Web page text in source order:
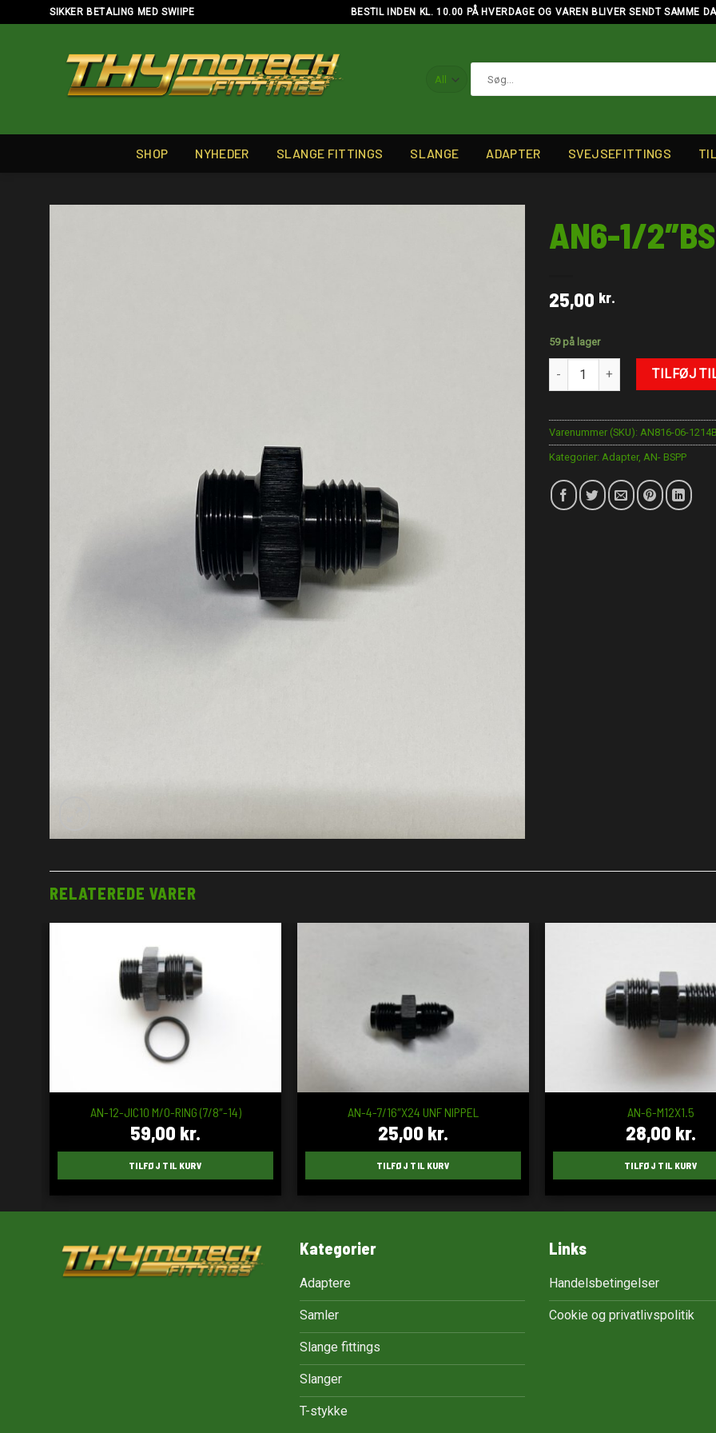
to
SIKKER BETALING MED SWIIPE BESTIL INDEN KL. 10.00 PÅ HVERDAGE OG VAREN BLIVER SENDT SAMME
efter:
SHOP NYHEDER SLANGE FITTINGS SLANGE ADAPTER SVEJSEFITTINGS
AN6-1/
25,00 kr.
59 på lager
AN6-1/2"BSPP antalTILFØJ
Varenummer (SKU): AN816-06-
Kategorier: Adapter, AN- BSPP
RELATEREDE VARER
AN-12-JIC10 M/O-RING (7/8″-14)
59,00 kr.
TILFØJ TIL KURV
AN-4-7/16″X24 UNF NIPPEL
25,00 kr.
TILFØJ TIL KURV
AN-6-M12X1.5
28,00 kr.
TILFØJ TIL KURV
Kategorier
Adaptere
Samler
Slange fittings
Slanger
T-stykke
Links
Handelsbetingelser
Cookie og privatlivspolitik